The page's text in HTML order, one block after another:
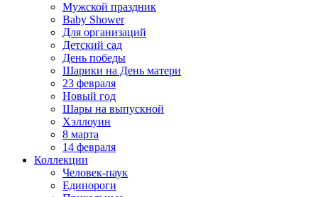
Мужской праздник
Baby Shower
Для организаций
Детский сад
День победы
Шарики на День матери
23 февраля
Новый год
Шары на выпускной
Хэллоуин
8 марта
14 февраля
Коллекции
Человек-паук
Единороги